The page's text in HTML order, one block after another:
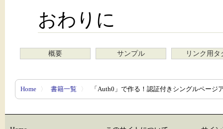
おわりに
概要 サンプル リンク用タ
Home 〉 書籍一覧 〉 「Auth0」で作る！認証付きシングルページ